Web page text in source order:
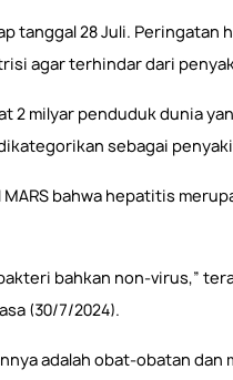
tanggal 28 Juli.
agar terhindar dari
2 milyar penduduk dunia
sebagai
MARS bahwa hepatitis
bahkan non-virus,”
(30/7/2024).
adalah obat-obatan